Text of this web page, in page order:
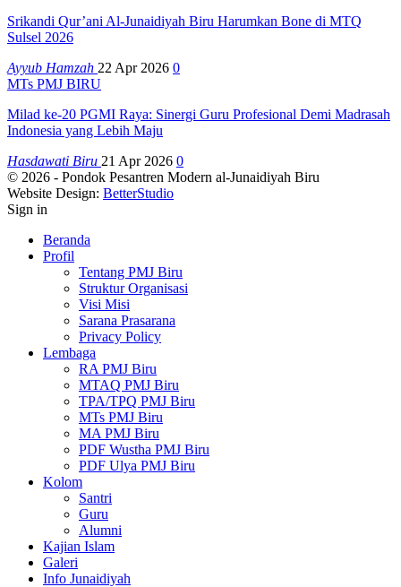
Srikandi Qur’ani Al-Junaidiyah Biru Harumkan Bone di MTQ
Sulsel 2026
Ayyub Hamzah 22 Apr 2026 0
MTs PMJ BIRU
Milad ke-20 PGMI Raya: Sinergi Guru Profesional Demi Madrasah
Indonesia yang Lebih Maju
Hasdawati Biru 21 Apr 2026 0
© 2026 - Pondok Pesantren Modern al-Junaidiyah Biru
Website Design: BetterStudio
Sign in
Beranda
Profil
Tentang PMJ Biru
Struktur Organisasi
Visi Misi
Sarana Prasarana
Privacy Policy
Lembaga
RA PMJ Biru
MTAQ PMJ Biru
TPA/TPQ PMJ Biru
MTs PMJ Biru
MA PMJ Biru
PDF Wustha PMJ Biru
PDF Ulya PMJ Biru
Kolom
Santri
Guru
Alumni
Kajian Islam
Galeri
Info Junaidiyah